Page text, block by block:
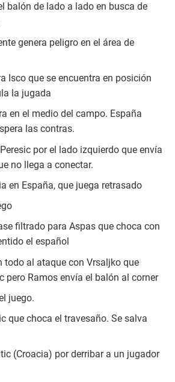
balón de lado a lado en busca de
genera peligro en el área de
Isco que se encuentra en posición
la jugada
en el medio del campo. España
las contras.
por el lado izquierdo que envía
no llega a conectar.
en España, que juega retrasado
filtrado para Aspas que choca con
el español
todo al ataque con Vrsaljko que
pero Ramos envía el balón al corner
juego.
que choca el travesaño. Se salva
(Croacia) por derribar a un jugador